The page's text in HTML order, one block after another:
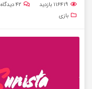
۱۱۶۴۱۹ بازدید ۴۲دیدگاه
بازی